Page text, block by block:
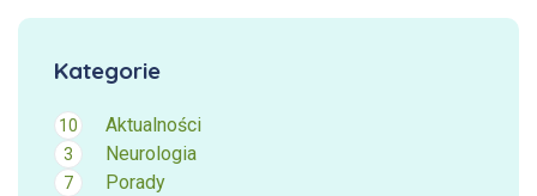
Kategorie
Aktualności
10
Neurologia
3
Porady
7